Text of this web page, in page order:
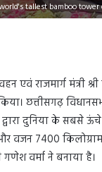
tallest bamboo tower
एवं राजमार्ग मंत्री
छत्तीसगढ़
द्वारा दुनिया के सबसे
वजन 7400
गणेश वर्मा ने बनाया है।